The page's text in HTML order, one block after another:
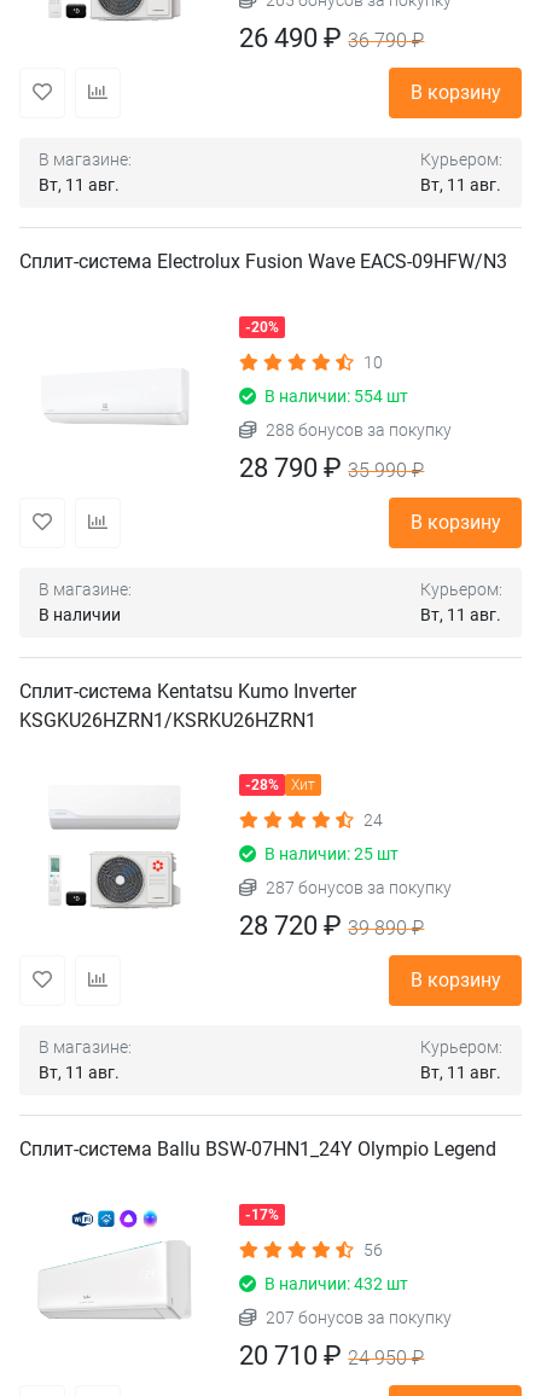
26 490 ₽36 790 ₽
В корзину
В магазине:
Вт, 11 авг.
Курьером:
Вт, 11 авг.
Сплит-система Electrolux Fusion Wave EACS-09HFW/N3
-20%
10
В наличии: 554 шт
288 бонусов за покупку
28 790 ₽35 990 ₽
В корзину
В магазине:
В наличии
Курьером:
Вт, 11 авг.
Сплит-система Kentatsu Kumo Inverter
KSGKU26HZRN1/KSRKU26HZRN1
-28% Хит
24
В наличии: 25 шт
287 бонусов за покупку
28 720 ₽39 890 ₽
В корзину
В магазине:
Вт, 11 авг.
Курьером:
Вт, 11 авг.
Сплит-система Ballu BSW-07HN1_24Y Olympio Legend
-17%
56
В наличии: 432 шт
207 бонусов за покупку
20 710 ₽24 950 ₽